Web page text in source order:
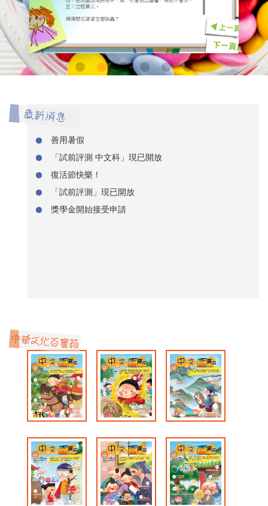
善用暑假
「試前評測 中文科」現已開放
復活節快樂！
「試前評測」現已開放
獎學金開始接受申請